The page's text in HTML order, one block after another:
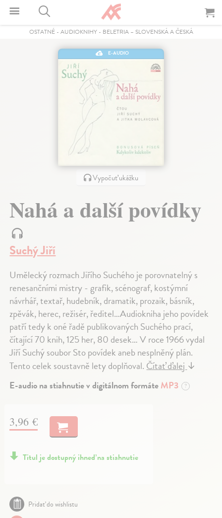
OSTATNÉ- AUDIOKNIHY- BELETRIA – SLOVENSKÁ A ČESKÁ
E-AUDIO
Vypočuť ukážku
Nahá a další povídky
Suchý Jiří
Umělecký rozmach Jiřího Suchého je porovnatelný s
renesančními mistry - grafik, scénograf, kostýmní
návrhář, textař, hudebník, dramatik, prozaik, básník,
zpěvák, herec, režisér, ředitel…Audiokniha jeho povídek
patří tedy k oné řadě publikovaných Suchého prací,
čítající 70 knih, 125 her, 80 desek… V roce 1966 vydal
Jiří Suchý soubor Sto povídek aneb nesplněný plán.
Tento celek soustavně lety doplňoval.Čítať ďalej↓
E-audio na stiahnutie v digitálnom formáteMP3 ?
3,96 €
Titul je dostupný ihneď na stiahnutie
Pridať do wishlistu